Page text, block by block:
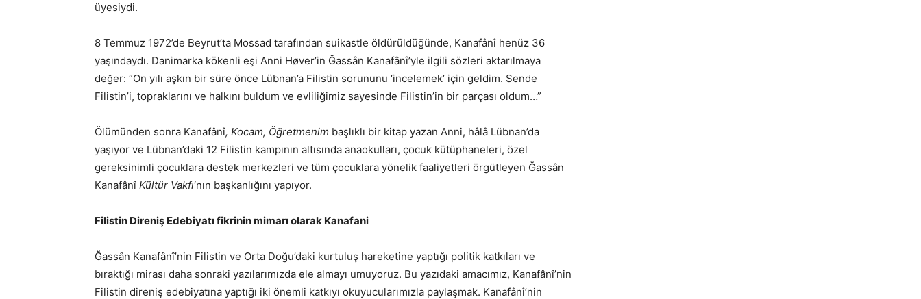
üyesiydi.
8 Temmuz 1972’de Beyrut’ta Mossad tarafından suikastle öldürüldüğünde, Kanafânî henüz 36
yaşındaydı. Danimarka kökenli eşi Anni Høver’in Ğassân Kanafânî’yle ilgili sözleri aktarılmaya
değer: “On yılı aşkın bir süre önce Lübnan’a Filistin sorununu ‘incelemek’ için geldim. Sende
Filistin’i, topraklarını ve halkını buldum ve evliliğimiz sayesinde Filistin’in bir parçası oldum…”
Ölümünden sonra Kanafânî, Kocam, Öğretmenim başlıklı bir kitap yazan Anni, hâlâ Lübnan’da
yaşıyor ve Lübnan’daki 12 Filistin kampının altısında anaokulları, çocuk kütüphaneleri, özel
gereksinimli çocuklara destek merkezleri ve tüm çocuklara yönelik faaliyetleri örgütleyen Ğassân
Kanafânî Kültür Vakfı‘nın başkanlığını yapıyor.
Filistin Direniş Edebiyatı fikrinin mimarı olarak Kanafani
Ğassân Kanafânî’nin Filistin ve Orta Doğu’daki kurtuluş hareketine yaptığı politik katkıları ve
bıraktığı mirası daha sonraki yazılarımızda ele almayı umuyoruz. Bu yazıdaki amacımız, Kanafânî’nin
Filistin direniş edebiyatına yaptığı iki önemli katkıyı okuyucularımızla paylaşmak. Kanafânî’nin